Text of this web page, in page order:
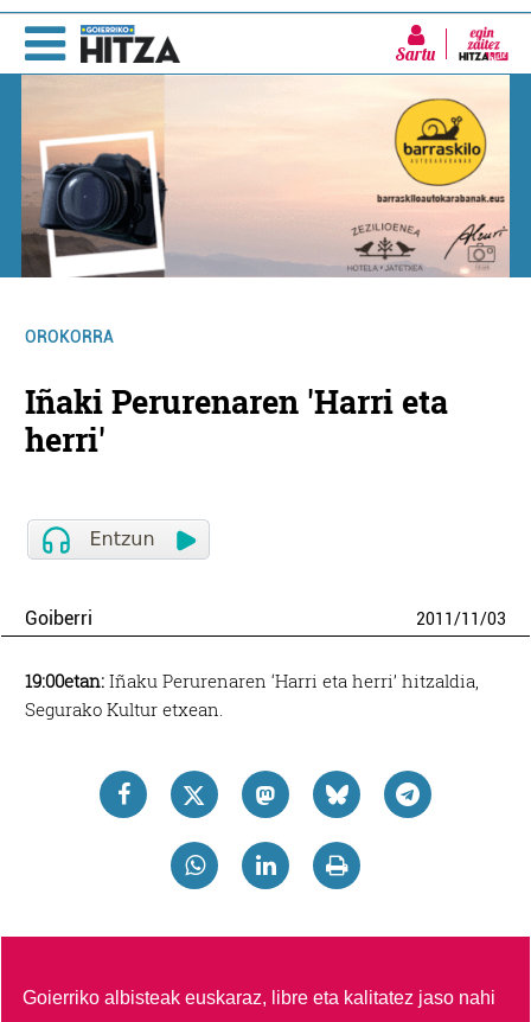
Sartu
OROKORRA
Iñaki Perurenaren 'Harri eta
herri'
Goiberri 2011/11/03
19:00etan: Iñaku Perurenaren ‘Harri eta herri’ hitzaldia,
Segurako Kultur etxean.
Goierriko albisteak euskaraz, libre eta kalitatez jaso nahi